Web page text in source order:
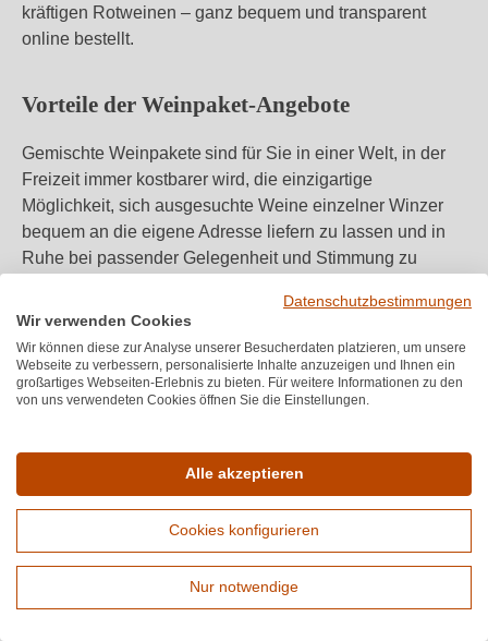
kräftigen Rotweinen – ganz bequem und transparent
online bestellt.
Vorteile der Weinpaket-Angebote
Gemischte Weinpakete sind für Sie in einer Welt, in der
Freizeit immer kostbarer wird, die einzigartige
Möglichkeit, sich ausgesuchte Weine einzelner Winzer
bequem an die eigene Adresse liefern zu lassen und in
Ruhe bei passender Gelegenheit und Stimmung zu
oder auch andere Weinliebhaber und bietet Ihnen nicht
erproben, sondern die Chance, Weine eines Ihnen völlig
unbekannten Winzers zu probieren.
Welche Arten von Weinpaketen gibt es?
Weinlandschaft Deutschlands:
: Ideal für Einsteiger – lernen Sie die
Erweiterte Suche
Datenschutzbestimmungen
Wir verwenden Cookies
Wir können diese zur Analyse unserer Besucherdaten platzieren, um unsere
Webseite zu verbessern, personalisierte Inhalte anzuzeigen und Ihnen ein
großartiges Webseiten-Erlebnis zu bieten. Für weitere Informationen zu den
von uns verwendeten Cookies öffnen Sie die Einstellungen.
Alle akzeptieren
Cookies konfigurieren
Nur notwendige